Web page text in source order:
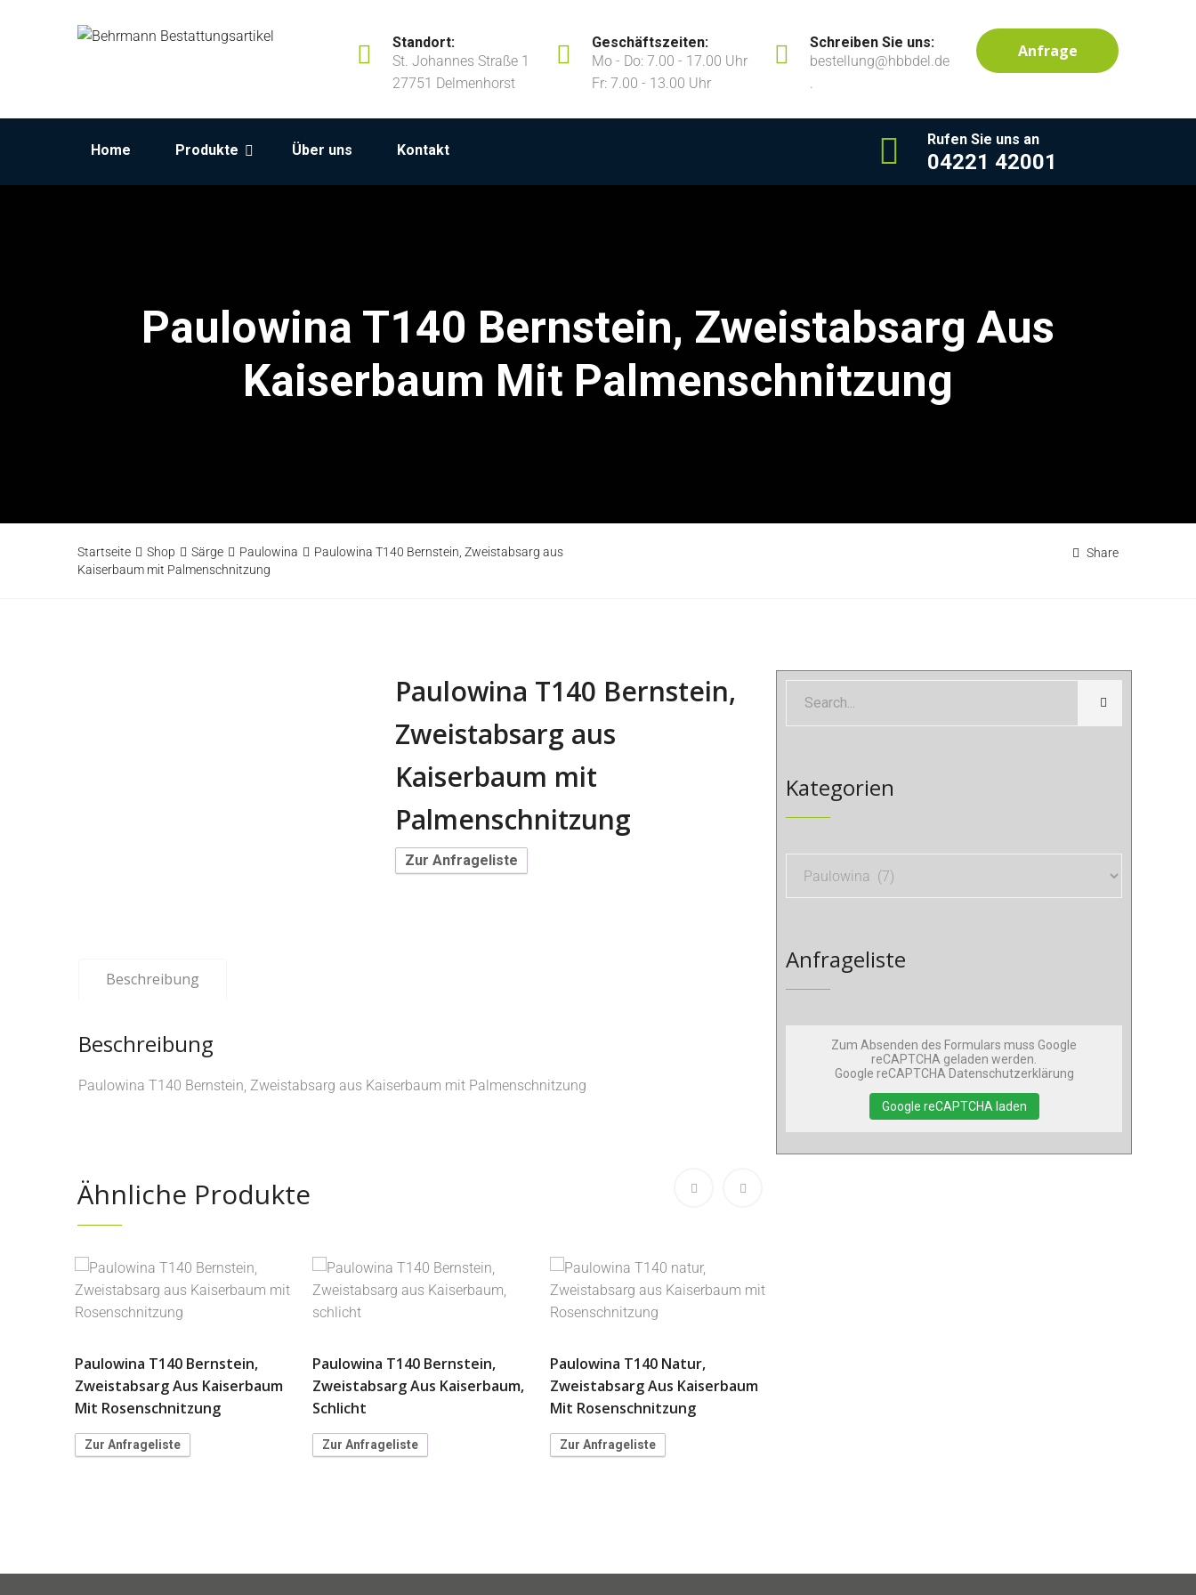
Standort:
St. Johannes Straße 1
27751 Delmenhorst
Geschäftszeiten:
Mo - Do: 7.00 - 17.00 Uhr
Fr: 7.00 - 13.00 Uhr
Schreiben Sie uns:
bestellung@hbbdel.de
.
Anfrage
Home Produkte Über uns Kontakt
Rufen Sie uns an
04221 42001
Paulowina T140 Bernstein, Zweistabsarg Aus
Kaiserbaum Mit Palmenschnitzung
Startseite Shop Särge Paulowina
Paulowina T140 Bernstein, Zweistabsarg aus
Kaiserbaum mit Palmenschnitzung
Share
Paulowina T140 Bernstein,
Zweistabsarg aus
Kaiserbaum mit
Palmenschnitzung
Zur Anfrageliste
Beschreibung
Beschreibung
Paulowina T140 Bernstein, Zweistabsarg aus Kaiserbaum mit Palmenschnitzung
Ähnliche Produkte
Paulowina T140 Bernstein,
Zweistabsarg Aus Kaiserbaum
Mit Rosenschnitzung
Zur Anfrageliste
Paulowina T140 Bernstein,
Zweistabsarg Aus Kaiserbaum,
Schlicht
Zur Anfrageliste
Paulowina T140 Natur,
Zweistabsarg Aus Kaiserbaum
Mit Rosenschnitzung
Zur Anfrageliste
Kategorien
Anfrageliste
Zum Absenden des Formulars muss Google
reCAPTCHA geladen werden.
Google reCAPTCHA Datenschutzerklärung
Google reCAPTCHA laden